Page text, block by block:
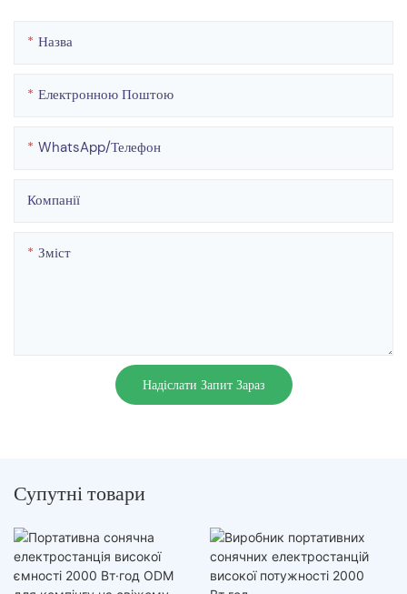
Назва
Електронною Поштою
WhatsApp/телефон
Компанії
Зміст
Надіслати Запит Зараз
Супутні товари